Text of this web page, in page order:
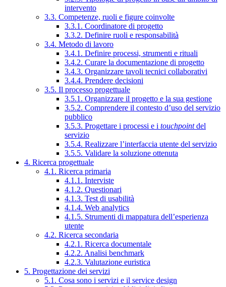
intervento
3.3. Competenze, ruoli e figure coinvolte
3.3.1. Coordinatore di progetto
3.3.2. Definire ruoli e responsabilità
3.4. Metodo di lavoro
3.4.1. Definire processi, strumenti e rituali
3.4.2. Curare la documentazione di progetto
3.4.3. Organizzare tavoli tecnici collaborativi
3.4.4. Prendere decisioni
3.5. Il processo progettuale
3.5.1. Organizzare il progetto e la sua gestione
3.5.2. Comprendere il contesto d’uso del servizio
pubblico
3.5.3. Progettare i processi e i touchpointdel
servizio
3.5.4. Realizzare l’interfaccia utente del servizio
3.5.5. Validare la soluzione ottenuta
4. Ricerca progettuale
4.1. Ricerca primaria
4.1.1. Interviste
4.1.2. Questionari
4.1.3. Test di usabilità
4.1.4. Web analytics
4.1.5. Strumenti di mappatura dell’esperienza
utente
4.2. Ricerca secondaria
4.2.1. Ricerca documentale
4.2.2. Analisi benchmark
4.2.3. Valutazione euristica
5. Progettazione dei servizi
5.1. Cosa sono i servizi e il service design